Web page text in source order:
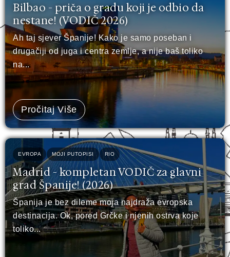
Bilbao - priča o gradu koji je odbio da
nestane! (VODIČ 2026)
Ah taj sjever Španije! Kako je samo poseban i
drugačiji od juga i centra zemlje, a nije baš toliko
na...
Pročitaj Više
EVROPA MOJI PUTOPISI RIO
Madrid - kompletan VODIČ za glavni
grad Španije! (2026)
Španija je bez dileme moja najdraža evropska
destinacija. Ok, pored Grčke i njenih ostrva koje
toliko...